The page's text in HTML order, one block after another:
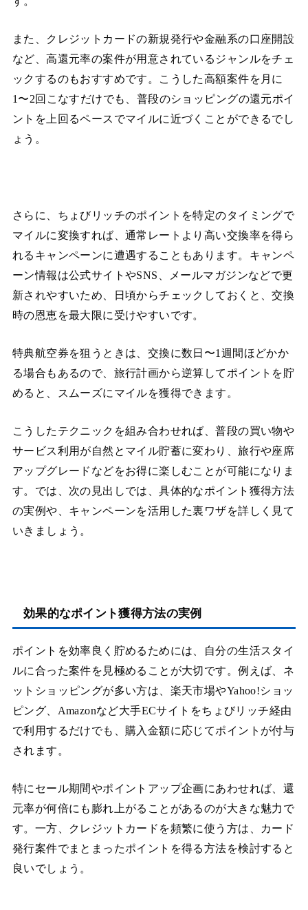
また、クレジットカードの新規発行や金融系の口座開設
など、高還元率の案件が用意されているジャンルをチェ
ックするのもおすすめです。こうした高額案件を月に
1〜2回こなすだけでも、普段のショッピングの還元ポイ
ントを上回るペースでマイルに近づくことができるでし
ょう。
さらに、ちょびリッチのポイントを特定のタイミングで
マイルに変換すれば、通常レートより高い交換率を得ら
れるキャンペーンに遭遇することもあります。キャンペ
ーン情報は公式サイトやSNS、メールマガジンなどで更
新されやすいため、日頃からチェックしておくと、交換
時の恩恵を最大限に受けやすいです。
特典航空券を狙うときは、交換に数日〜1週間ほどかか
る場合もあるので、旅行計画から逆算してポイントを貯
めると、スムーズにマイルを獲得できます。
こうしたテクニックを組み合わせれば、普段の買い物や
サービス利用が自然とマイル貯蓄に変わり、旅行や座席
アップグレードなどをお得に楽しむことが可能になりま
す。では、次の見出しでは、具体的なポイント獲得方法
の実例や、キャンペーンを活用した裏ワザを詳しく見て
いきましょう。
効果的なポイント獲得方法の実例
ポイントを効率良く貯めるためには、自分の生活スタイ
ルに合った案件を見極めることが大切です。例えば、ネ
ットショッピングが多い方は、楽天市場やYahoo!ショッ
ピング、Amazonなど大手ECサイトをちょびリッチ経由
で利用するだけでも、購入金額に応じてポイントが付与
されます。
特にセール期間やポイントアップ企画にあわせれば、還
元率が何倍にも膨れ上がることがあるのが大きな魅力で
す。一方、クレジットカードを頻繁に使う方は、カード
発行案件でまとまったポイントを得る方法を検討すると
良いでしょう。